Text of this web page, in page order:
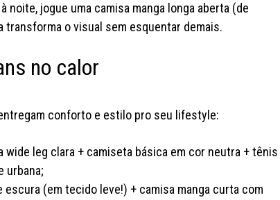
noite, jogue uma camisa manga longa aberta (de
transforma o visual sem esquentar demais.
no calor
conforto e estilo pro seu lifestyle:
wide leg clara + camiseta básica em cor neutra + tênis
urbana;
(em tecido leve!) + camisa manga curta com